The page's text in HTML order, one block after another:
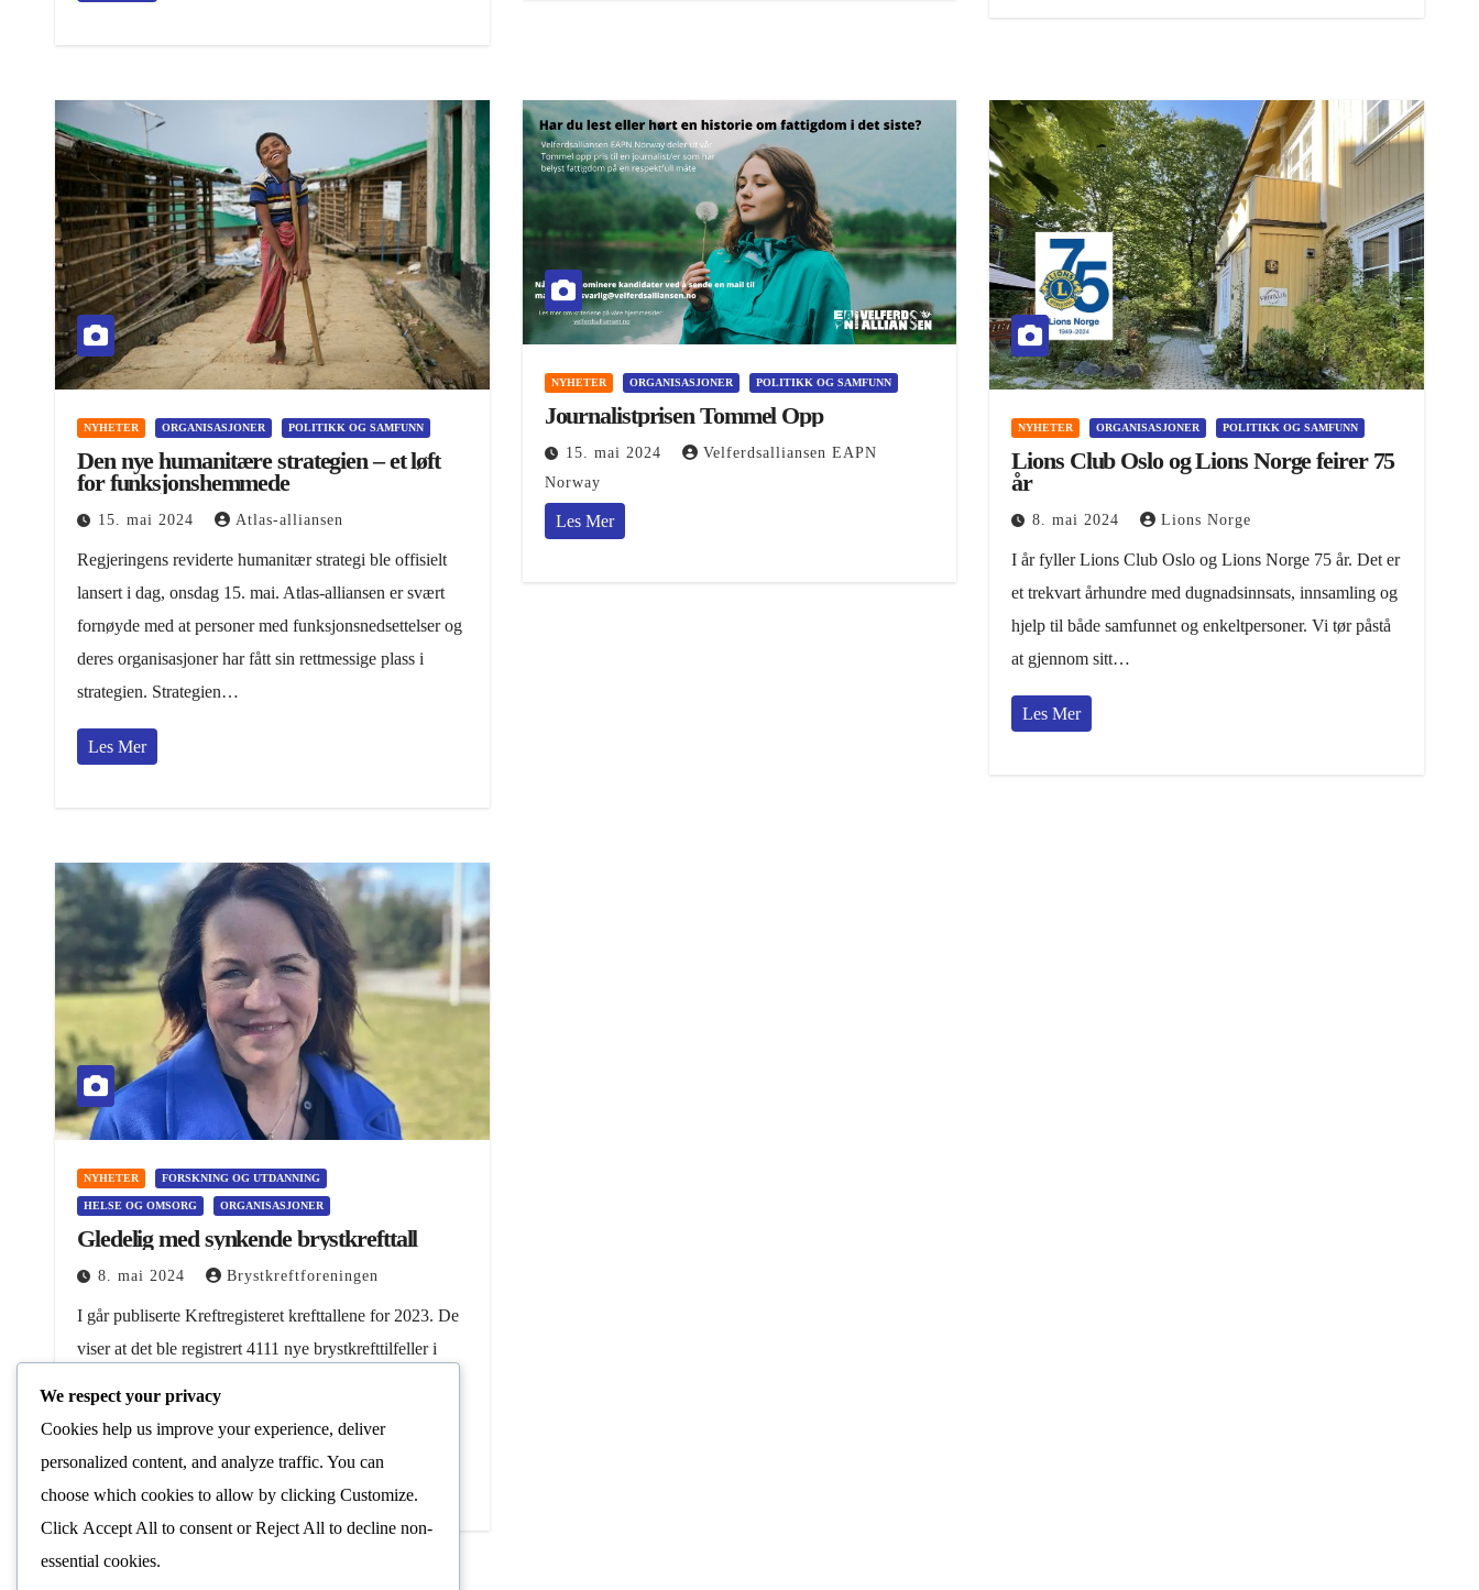
NYHETER ORGANISASJONER POLITIKK OG SAMFUNN
Den nye humanitære strategien – et løft
for funksjonshemmede
15. mai 2024 Atlas-alliansen
Regjeringens reviderte humanitær strategi ble offisielt
lansert i dag, onsdag 15. mai. Atlas-alliansen er svært
fornøyde med at personer med funksjonsnedsettelser og
deres organisasjoner har fått sin rettmessige plass i
strategien. Strategien…
Les Mer
NYHETER ORGANISASJONER POLITIKK OG SAMFUNN
Journalistprisen Tommel Opp
15. mai 2024
Velferdsalliansen EAPN
Norway
Les Mer
NYHETER ORGANISASJONER POLITIKK OG SAMFUNN
Lions Club Oslo og Lions Norge feirer 75
år
8. mai 2024 Lions Norge
I år fyller Lions Club Oslo og Lions Norge 75 år. Det er
et trekvart århundre med dugnadsinnsats, innsamling og
hjelp til både samfunnet og enkeltpersoner. Vi tør påstå
at gjennom sitt…
Les Mer
NYHETER FORSKNING OG UTDANNING
HELSE OG OMSORG ORGANISASJONER
Gledelig med synkende brystkrefttall
8. mai 2024 Brystkreftforeningen
I går publiserte Kreftregisteret krefttallene for 2023. De
viser at det ble registrert 4111 nye brystkrefttilfeller i
Les Mer
We respect your privacy
Cookies help us improve your experience, deliver
personalized content, and analyze traffic. You can
choose which cookies to allow by clicking Customize.
Click Accept All to consent orReject All to decline non-
essential cookies.